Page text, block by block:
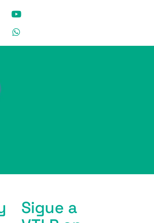
Sigue a